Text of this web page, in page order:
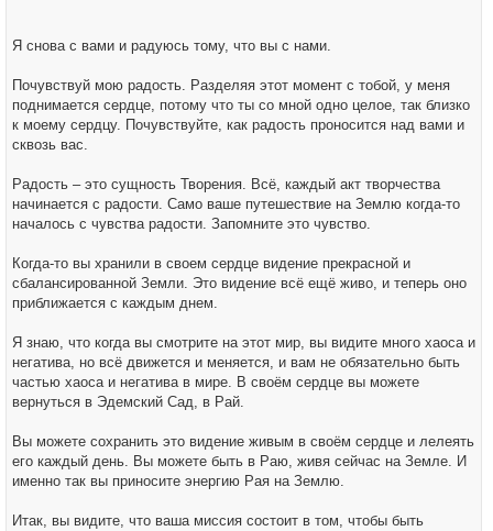
Я снова с вами и радуюсь тому, что вы с нами.
Почувствуй мою радость. Разделяя этот момент с тобой, у меня
поднимается сердце, потому что ты со мной одно целое, так близко
к моему сердцу. Почувствуйте, как радость проносится над вами и
сквозь вас.
Радость – это сущность Творения. Всё, каждый акт творчества
начинается с радости. Само ваше путешествие на Землю когда-то
началось с чувства радости. Запомните это чувство.
Когда-то вы хранили в своем сердце видение прекрасной и
сбалансированной Земли. Это видение всё ещё живо, и теперь оно
приближается с каждым днем.
Я знаю, что когда вы смотрите на этот мир, вы видите много хаоса и
негатива, но всё движется и меняется, и вам не обязательно быть
частью хаоса и негатива в мире. В своём сердце вы можете
вернуться в Эдемский Сад, в Рай.
Вы можете сохранить это видение живым в своём сердце и лелеять
его каждый день. Вы можете быть в Раю, живя сейчас на Земле. И
именно так вы приносите энергию Рая на Землю.
Итак, вы видите, что ваша миссия состоит в том, чтобы быть